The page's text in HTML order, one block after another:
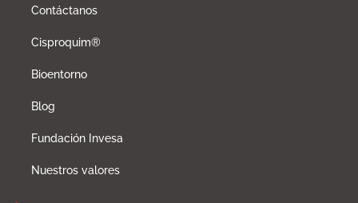
Contáctanos
Cisproquim®
Bioentorno
Blog
Fundación Invesa
Nuestros valores